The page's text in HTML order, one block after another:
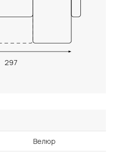
297
Велюр